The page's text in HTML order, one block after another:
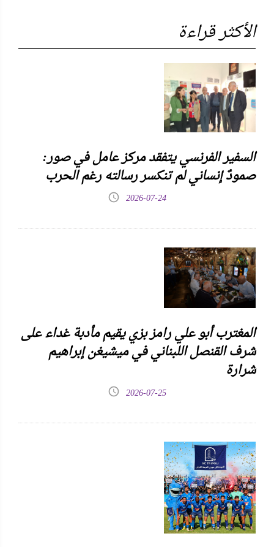
الأكثر قراءة
السفير الفرنسي يتفقد مركز عامل في صور:
صمودٌ إنساني لم تنكسر رسالته رغم الحرب
2026-07-24
المغترب أبو علي رامز بزي يقيم مأدبة غداء على
شرف القنصل اللبناني في ميشيغن إبراهيم
شرارة
2026-07-25